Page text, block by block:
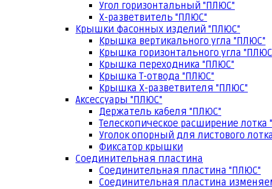
Угол горизонтальный "ПЛЮС"
Х-разветвитель "ПЛЮС"
Крышки фасонных изделий "ПЛЮС"
Крышка вертикального угла "ПЛЮС"
Крышка горизонтального угла
Крышка переходника "ПЛЮС"
Крышка Т-отвода "ПЛЮС"
Крышка Х-разветвителя "ПЛЮС"
Аксессуары "ПЛЮС"
Держатель кабеля "ПЛЮС"
Телескопическое расширение лотка
Уголок опорный для листового
Фиксатор крышки
Соединительная пластина
Соединительная пластина "ПЛЮС"
Соединительная пластина